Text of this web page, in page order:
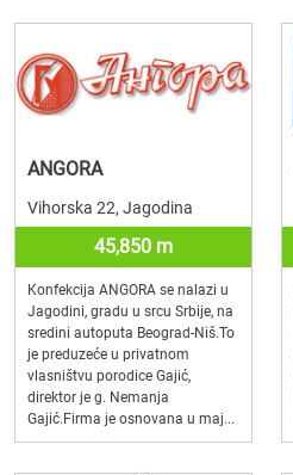
ANGORA
Vihorska 22, Jagodina
45,850 m
Konfekcija ANGORA se nalazi u
Jagodini, gradu u srcu Srbije, na
sredini autoputa Beograd-Niš.To
je preduzeće u privatnom
vlasništvu porodice Gajić,
direktor je g. Nemanja
Gajić.Firma je osnovana u maj...